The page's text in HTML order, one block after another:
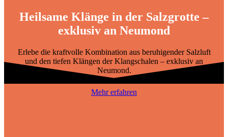
Heilsame Klänge in der Salzgrotte –
exklusiv an Neumond
Erlebe die kraftvolle Kombination aus beruhigender Salzluft
und den tiefen Klängen der Klangschalen – exklusiv an
Neumond.
Mehr erfahren